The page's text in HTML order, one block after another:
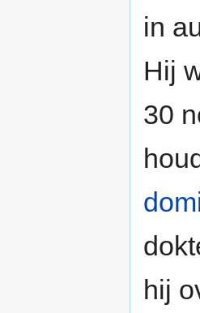
in
Hij
30
hij